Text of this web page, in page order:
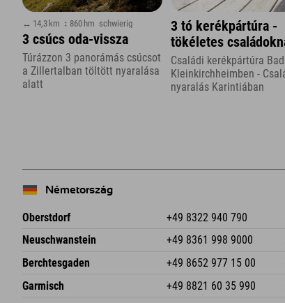
↔ 14,3 km ↕ 860 hm schwierig
3 csúcs oda-vissza
Túrázzon 3 panorámás csúcsot
a Zillertalban töltött nyaralása
alatt
3 tó kerékpártúra -
tökéletes
Családi kerékpártúra Bad
Kleinkirchheimben -
nyaralás Karintiában
Németország
Oberstdorf +49 8322 940 790
An der Breitach 3
Németország
Cím mentése
Könyv
Neuschwanstein +49 8361 998 9000
An der Riese 45
87484 Nesselwang im Allgäu
Németország
Cím mentése
Könyv
Berchtesgaden +49 8652 977 15 00
Hofreitstr. 7
Cím mentése
Garmisch +49 8821 60 35 990